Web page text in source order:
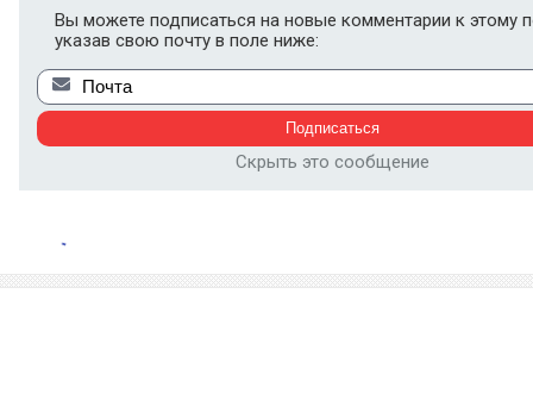
Вы можете подписаться на новые комментарии к этому
указав свою почту в поле ниже:
Скрыть это сообщение